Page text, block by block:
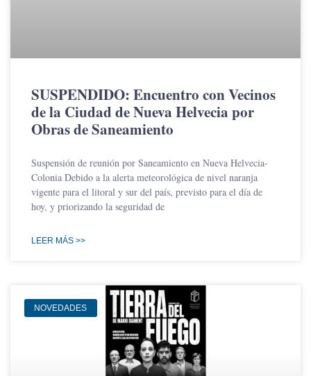
SUSPENDIDO: Encuentro con Vecinos
de la Ciudad de Nueva Helvecia por
Obras de Saneamiento
Suspensión de reunión por Saneamiento en Nueva Helvecia-
Colonia Debido a la alerta meteorológica de nivel naranja
vigente para el litoral y sur del país, previsto para el día de
hoy, y priorizando la seguridad de
LEER MÁS >>
NOVEDADES